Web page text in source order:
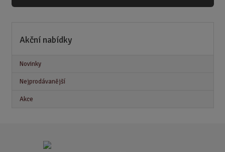
Akční nabídky
Novinky
Nejprodávanější
Akce